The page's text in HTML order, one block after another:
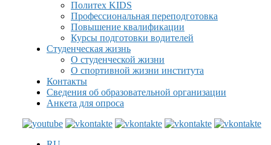
Политех KIDS
Профессиональная переподготовка
Повышение квалификации
Курсы подготовки водителей
Студенческая жизнь
О студенческой жизни
О спортивной жизни института
Контакты
Сведения об образовательной организации
Анкета для опроса